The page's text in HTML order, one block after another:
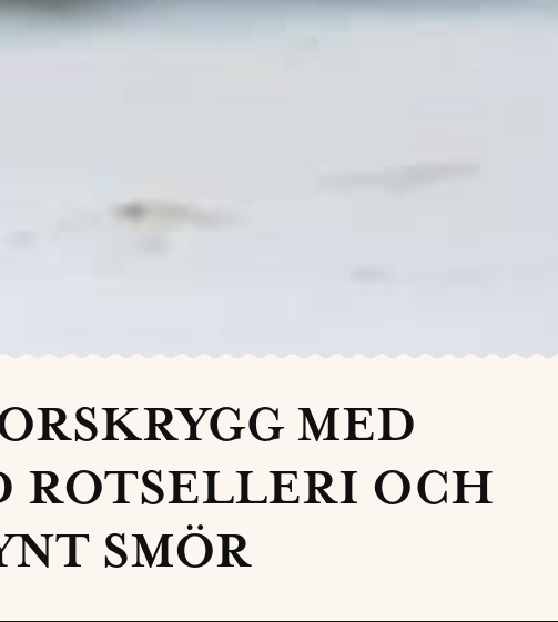
MED
ROTSELLERI OCH
SMÖR